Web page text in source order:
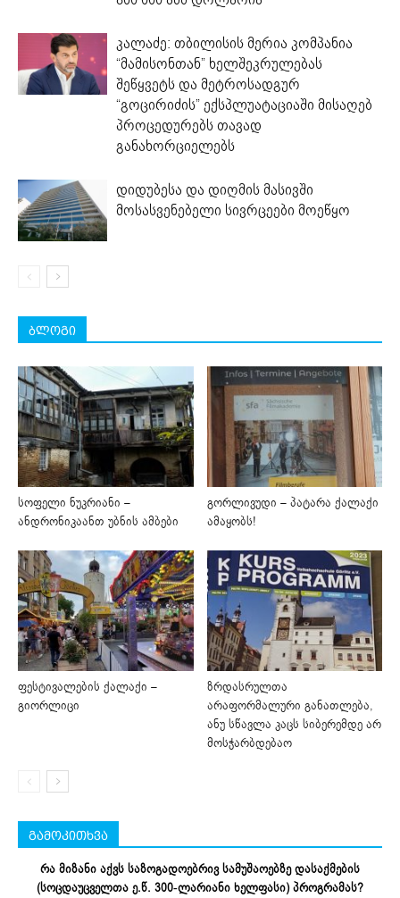
კალაძე: თბილისის მერია კომპანია
“მამისონთან” ხელშეკრულებას
შეწყვეტს და მეტროსადგურ
“გოცირიძის” ექსპლუატაციაში მისაღებ
პროცედურებს თავად
განახორციელებს
დიდუბესა და დიღმის მასივში
მოსასვენებელი სივრცეები მოეწყო
ბლოგი
სოფელი ნუკრიანი –
ანდრონიკაანთ უბნის ამბები
გორლივუდი – პატარა ქალაქი
ამაყობს!
ფესტივალების ქალაქი –
გიორლიცი
ზრდასრულთა
არაფორმალური განათლება,
ანუ სწავლა კაცს სიბერემდე არ
მოსჭარბდებაო
გამოკითხვა
რა მიზანი აქვს საზოგადოებრივ სამუშაოებზე დასაქმების
(სოცდაუცველთა ე.წ. 300-ლარიანი ხელფასი) პროგრამას?